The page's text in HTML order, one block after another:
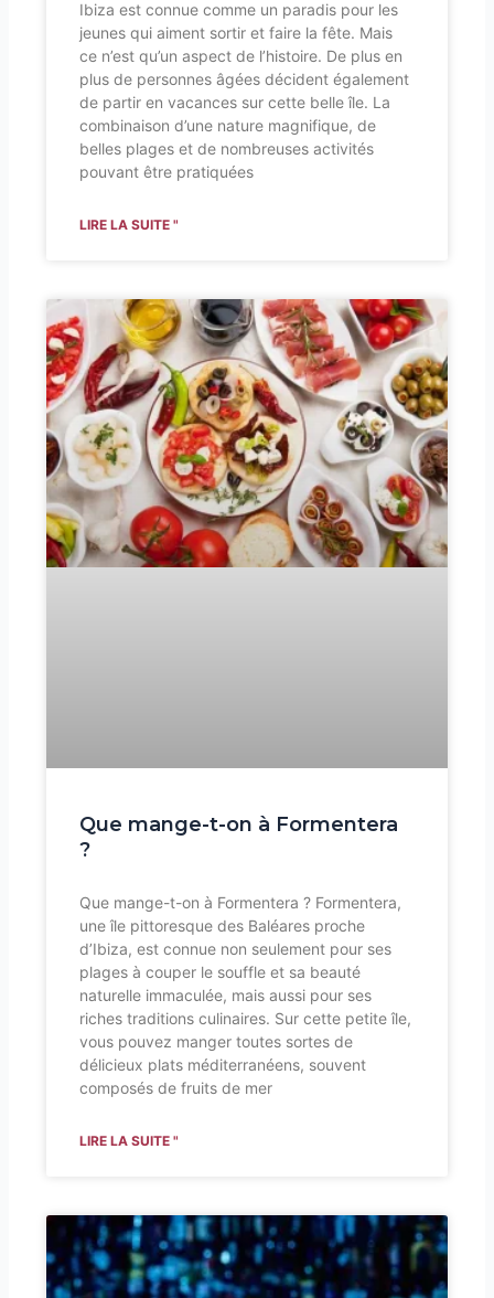
Ibiza est connue comme un paradis pour les
jeunes qui aiment sortir et faire la fête. Mais
ce n’est qu’un aspect de l’histoire. De plus en
plus de personnes âgées décident également
de partir en vacances sur cette belle île. La
combinaison d’une nature magnifique, de
belles plages et de nombreuses activités
pouvant être pratiquées
LIRE LA SUITE "
Que mange-t-on à Formentera
?
Que mange-t-on à Formentera ? Formentera,
une île pittoresque des Baléares proche
d’Ibiza, est connue non seulement pour ses
plages à couper le souffle et sa beauté
naturelle immaculée, mais aussi pour ses
riches traditions culinaires. Sur cette petite île,
vous pouvez manger toutes sortes de
délicieux plats méditerranéens, souvent
composés de fruits de mer
LIRE LA SUITE "